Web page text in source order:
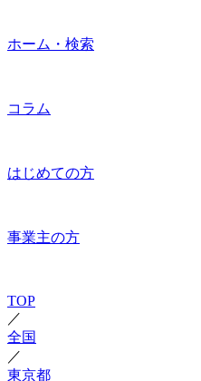
ホーム・検索
コラム
はじめての方
事業主の方
TOP
／
全国
／
東京都